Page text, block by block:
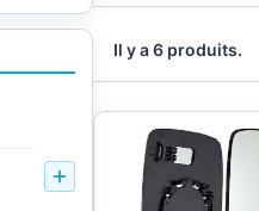
Il y a 6 produits.
